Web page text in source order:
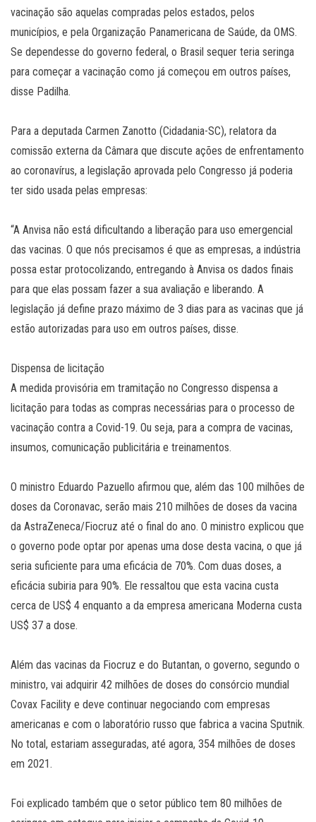
vacinação são aquelas compradas pelos estados, pelos
municípios, e pela Organização Panamericana de Saúde, da OMS.
Se dependesse do governo federal, o Brasil sequer teria seringa
para começar a vacinação como já começou em outros países,
disse Padilha.
Para a deputada Carmen Zanotto (Cidadania-SC), relatora da
comissão externa da Câmara que discute ações de enfrentamento
ao coronavírus, a legislação aprovada pelo Congresso já poderia
ter sido usada pelas empresas:
“A Anvisa não está dificultando a liberação para uso emergencial
das vacinas. O que nós precisamos é que as empresas, a indústria
possa estar protocolizando, entregando à Anvisa os dados finais
para que elas possam fazer a sua avaliação e liberando. A
legislação já define prazo máximo de 3 dias para as vacinas que já
estão autorizadas para uso em outros países, disse.
Dispensa de licitação
A medida provisória em tramitação no Congresso dispensa a
licitação para todas as compras necessárias para o processo de
vacinação contra a Covid-19. Ou seja, para a compra de vacinas,
insumos, comunicação publicitária e treinamentos.
O ministro Eduardo Pazuello afirmou que, além das 100 milhões de
doses da Coronavac, serão mais 210 milhões de doses da vacina
da AstraZeneca/Fiocruz até o final do ano. O ministro explicou que
o governo pode optar por apenas uma dose desta vacina, o que já
seria suficiente para uma eficácia de 70%. Com duas doses, a
eficácia subiria para 90%. Ele ressaltou que esta vacina custa
cerca de US$ 4 enquanto a da empresa americana Moderna custa
US$ 37 a dose.
Além das vacinas da Fiocruz e do Butantan, o governo, segundo o
ministro, vai adquirir 42 milhões de doses do consórcio mundial
Covax Facility e deve continuar negociando com empresas
americanas e com o laboratório russo que fabrica a vacina Sputnik.
No total, estariam asseguradas, até agora, 354 milhões de doses
em 2021.
Foi explicado também que o setor público tem 80 milhões de